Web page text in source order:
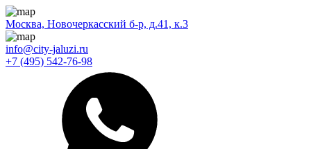
Москва, Новочеркасский б-р, д.41, к.3
info@city-jaluzi.ru
+7 (495) 542-76-98